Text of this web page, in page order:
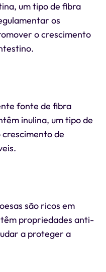
um tipo de fibra
os
o crescimento
fonte de fibra
inulina, um tipo de
de
são ricos em
propriedades anti-
a proteger a